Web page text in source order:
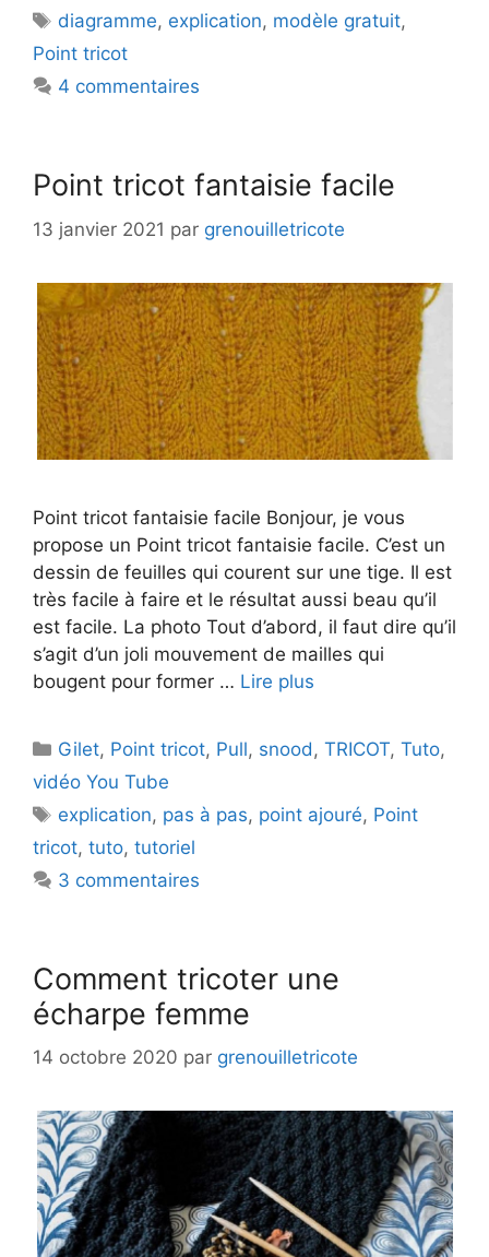
Étiquettes
diagramme, explication, modèle gratuit,
Point tricot
4 commentaires
Point tricot fantaisie facile
13 janvier 2021 par grenouilletricote
Point tricot fantaisie facile Bonjour, je vous
propose un Point tricot fantaisie facile. C’est un
dessin de feuilles qui courent sur une tige. Il est
très facile à faire et le résultat aussi beau qu’il
est facile. La photo Tout d’abord, il faut dire qu’il
s’agit d’un joli mouvement de mailles qui
bougent pour former … Lire plus
Catégories
Gilet, Point tricot, Pull, snood ,TRICOT,Tuto,
vidéo You Tube
Étiquettes
explication, pas à pas, point ajouré, Point
tricot, tuto, tutoriel
3 commentaires
Comment tricoter une
écharpe femme
14 octobre 2020 par grenouilletricote